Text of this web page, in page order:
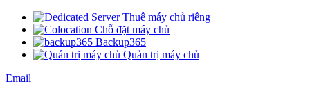
Thuê máy chủ riêng
Chỗ đặt máy chủ
Backup365
Quản trị máy chủ
Email